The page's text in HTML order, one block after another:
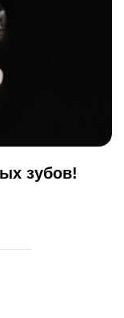
зубов!